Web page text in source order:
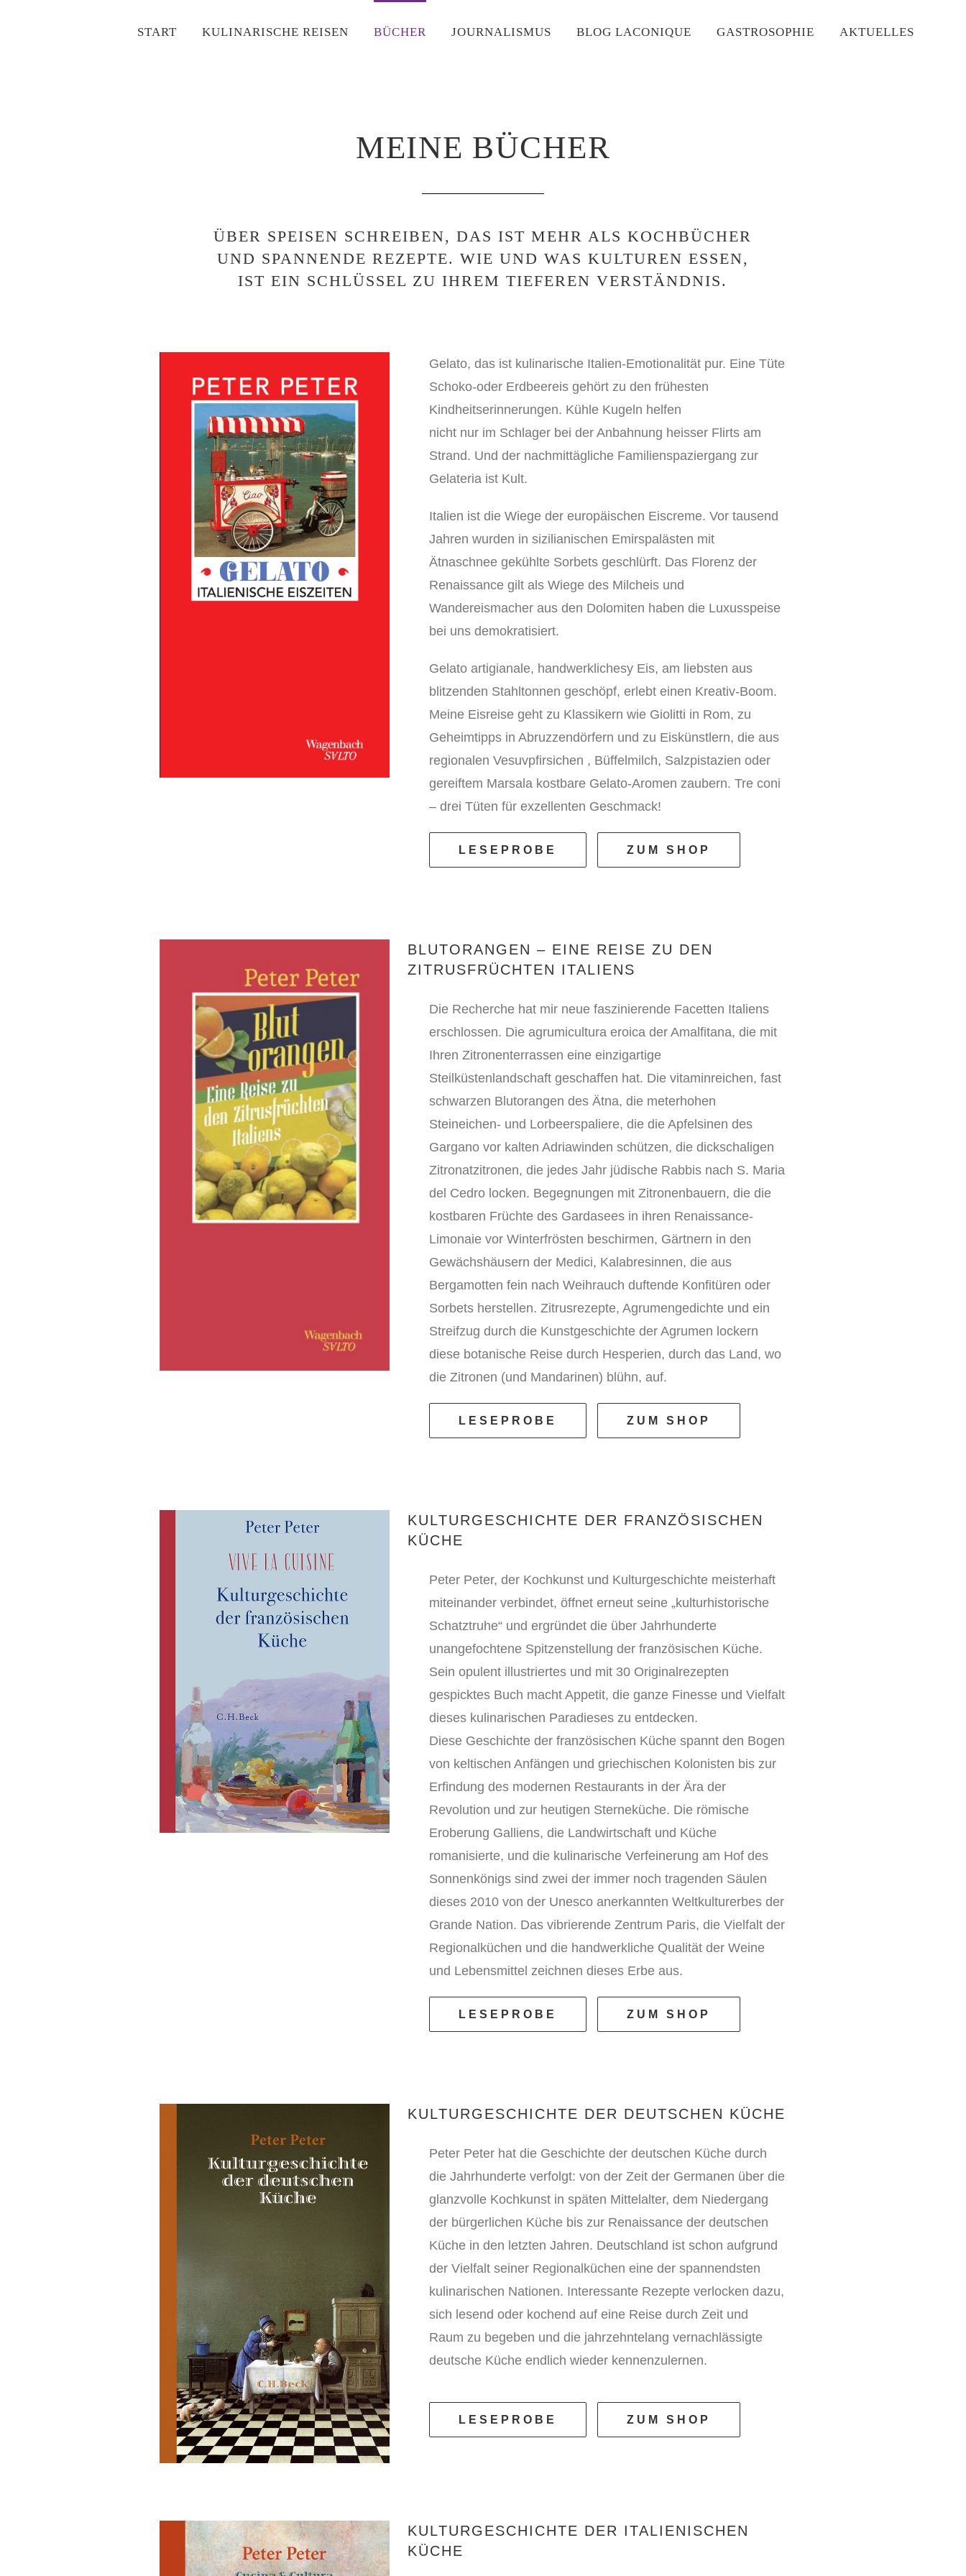
START KULINARISCHE REISEN BÜCHER JOURNALISMUS BLOG LACONIQUE GASTROSOPHIE AKTUELLES
MEINE BÜCHER
ÜBER SPEISEN SCHREIBEN, DAS IST MEHR ALS KOCHBÜCHER
UND SPANNENDE REZEPTE. WIE UND WAS KULTUREN ESSEN,
IST EIN SCHLÜSSEL ZU IHREM TIEFEREN VERSTÄNDNIS.
Gelato, das ist kulinarische Italien-Emotionalität pur. Eine Tüte
Schoko-oder Erdbeereis gehört zu den frühesten
Kindheitserinnerungen. Kühle Kugeln helfen
nicht nur im Schlager bei der Anbahnung heisser Flirts am
Strand. Und der nachmittägliche Familienspaziergang zur
Gelateria ist Kult.
Italien ist die Wiege der europäischen Eiscreme. Vor tausend
Jahren wurden in sizilianischen Emirspalästen mit
Ätnaschnee gekühlte Sorbets geschlürft. Das Florenz der
Renaissance gilt als Wiege des Milcheis und
Wandereismacher aus den Dolomiten haben die Luxusspeise
bei uns demokratisiert.
Gelato artigianale, handwerklichesy Eis, am liebsten aus
blitzenden Stahltonnen geschöpf, erlebt einen Kreativ-Boom.
Meine Eisreise geht zu Klassikern wie Giolitti in Rom, zu
Geheimtipps in Abruzzendörfern und zu Eiskünstlern, die aus
regionalen Vesuvpfirsichen , Büffelmilch, Salzpistazien oder
gereiftem Marsala kostbare Gelato-Aromen zaubern. Tre coni
– drei Tüten für exzellenten Geschmack!
LESEPROBE ZUM SHOP
BLUTORANGEN – EINE REISE ZU DEN
ZITRUSFRÜCHTEN ITALIENS
Die Recherche hat mir neue faszinierende Facetten Italiens
erschlossen. Die agrumicultura eroica der Amalfitana, die mit
Ihren Zitronenterrassen eine einzigartige
Steilküstenlandschaft geschaffen hat. Die vitaminreichen, fast
schwarzen Blutorangen des Ätna, die meterhohen
Steineichen- und Lorbeerspaliere, die die Apfelsinen des
Gargano vor kalten Adriawinden schützen, die dickschaligen
Zitronatzitronen, die jedes Jahr jüdische Rabbis nach S. Maria
del Cedro locken. Begegnungen mit Zitronenbauern, die die
kostbaren Früchte des Gardasees in ihren Renaissance-
Limonaie vor Winterfrösten beschirmen, Gärtnern in den
Gewächshäusern der Medici, Kalabresinnen, die aus
Bergamotten fein nach Weihrauch duftende Konfitüren oder
Sorbets herstellen. Zitrusrezepte, Agrumengedichte und ein
Streifzug durch die Kunstgeschichte der Agrumen lockern
diese botanische Reise durch Hesperien, durch das Land, wo
die Zitronen (und Mandarinen) blühn, auf.
LESEPROBE ZUM SHOP
KULTURGESCHICHTE DER FRANZÖSISCHEN
KÜCHE
Peter Peter, der Kochkunst und Kulturgeschichte meisterhaft
miteinander verbindet, öffnet erneut seine „kulturhistorische
Schatztruhe“ und ergründet die über Jahrhunderte
unangefochtene Spitzenstellung der französischen Küche.
Sein opulent illustriertes und mit 30 Originalrezepten
gespicktes Buch macht Appetit, die ganze Finesse und Vielfalt
dieses kulinarischen Paradieses zu entdecken.
Diese Geschichte der französischen Küche spannt den Bogen
von keltischen Anfängen und griechischen Kolonisten bis zur
Erfindung des modernen Restaurants in der Ära der
Revolution und zur heutigen Sterneküche. Die römische
Eroberung Galliens, die Landwirtschaft und Küche
romanisierte, und die kulinarische Verfeinerung am Hof des
Sonnenkönigs sind zwei der immer noch tragenden Säulen
dieses 2010 von der Unesco anerkannten Weltkulturerbes der
Grande Nation. Das vibrierende Zentrum Paris, die Vielfalt der
Regionalküchen und die handwerkliche Qualität der Weine
und Lebensmittel zeichnen dieses Erbe aus.
LESEPROBE ZUM SHOP
KULTURGESCHICHTE DER DEUTSCHEN KÜCHE
Peter Peter hat die Geschichte der deutschen Küche durch
die Jahrhunderte verfolgt: von der Zeit der Germanen über die
glanzvolle Kochkunst in späten Mittelalter, dem Niedergang
der bürgerlichen Küche bis zur Renaissance der deutschen
Küche in den letzten Jahren. Deutschland ist schon aufgrund
der Vielfalt seiner Regionalküchen eine der spannendsten
kulinarischen Nationen. Interessante Rezepte verlocken dazu,
sich lesend oder kochend auf eine Reise durch Zeit und
Raum zu begeben und die jahrzehntelang vernachlässigte
deutsche Küche endlich wieder kennenzulernen.
LESEPROBE ZUM SHOP
KULTURGESCHICHTE DER ITALIENISCHEN
KÜCHE